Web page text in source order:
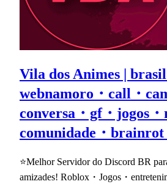
Vila dos Animes | brasil
webnamoro・call・
conversa・gf・jogos・
comunidade・
⭐Melhor Servidor do Discord BR
amizades! Roblox・Jogos・